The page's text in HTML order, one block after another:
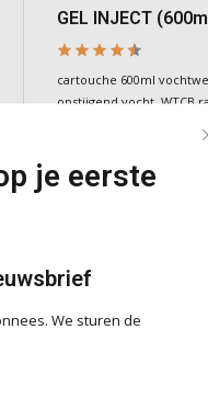
GEL INJECT
cartouche 600ml
opstijgend vocht, WTCB
€39,50
je eerste
We sturen de